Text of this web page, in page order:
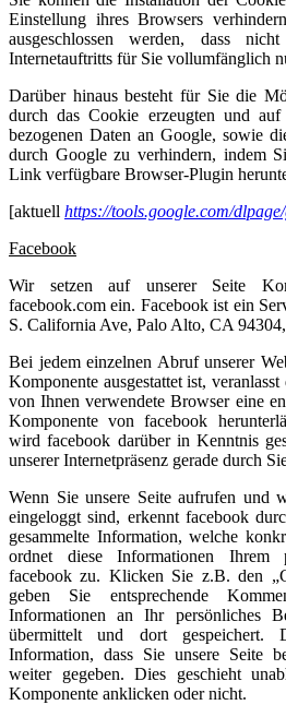
Einstellung ihres Browsers
ausgeschlossen werden, dass
Internetauftritts für Sie vollumfänglich
Darüber hinaus besteht für Sie die
durch das Cookie erzeugten und
bezogenen Daten an Google, sowie
durch Google zu verhindern, indem
Link verfügbare Browser-Plugin
[aktuell https://tools.google.com/
Facebook
Wir setzen auf unserer Seite
facebook.com ein. Facebook ist ein
S. California Ave, Palo Alto, CA
Bei jedem einzelnen Abruf unserer
Komponente ausgestattet ist,
von Ihnen verwendete Browser eine
Komponente von facebook
wird facebook darüber in Kenntnis
unserer Internetpräsenz gerade durch
Wenn Sie unsere Seite aufrufen und
eingeloggt sind, erkennt facebook
gesammelte Information, welche
ordnet diese Informationen Ihrem
facebook zu. Klicken Sie z.B. den
geben Sie entsprechende
Informationen an Ihr persönliches
übermittelt und dort gespeichert.
Information, dass Sie unsere Seite
weiter gegeben. Dies geschieht
Komponente anklicken oder nicht.